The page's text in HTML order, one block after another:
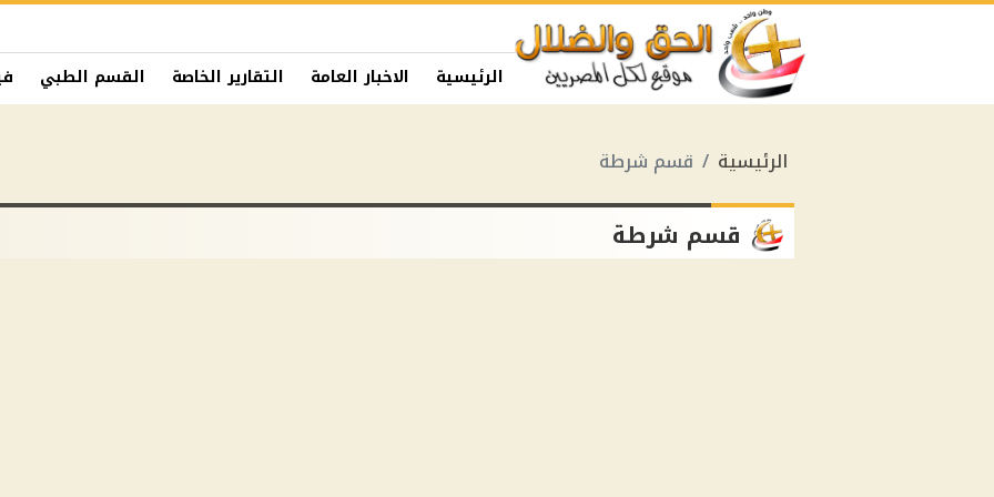
الرئيسية الاخبار العامة التقارير الخاصة القسم الطبي
الرئيسية قسم شرطة
قسم شرطة